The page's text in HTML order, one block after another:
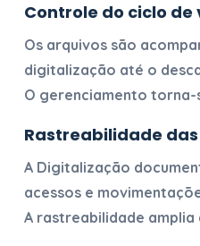
Controle do ciclo
Os arquivos são
digitalização até o
O gerenciamento
Rastreabilidade
A Digitalização
acessos e
A rastreabilidade amplia